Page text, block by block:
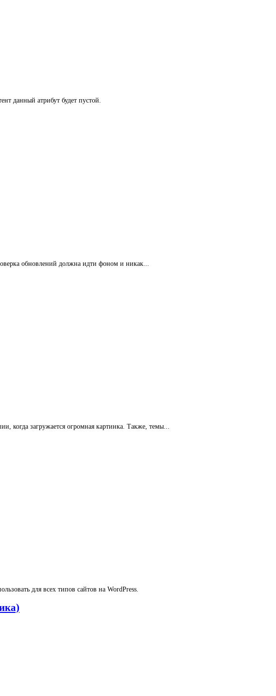
данный атрибут будет пустой.
обновлений должна идти фоном и никак...
когда загружается огромная картинка. Также, темы...
для всех типов сайтов на WordPress.